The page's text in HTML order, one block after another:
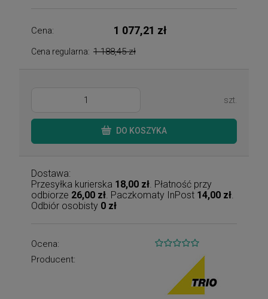
Cena: 1 077,21 zł
Cena regularna: 1 188,45 zł
szt.
DO KOSZYKA
Dostawa:
Przesyłka kurierska 18,00 zł . Płatność przy
odbiorze 26,00 zł . Paczkomaty InPost 14,00 zł
Odbiór osobisty 0 zł
Ocena:
Producent: